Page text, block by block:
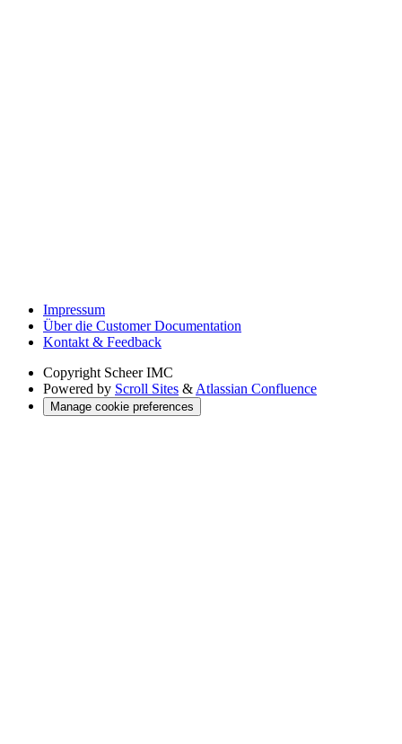
Impressum
Über die Customer Documentation
Kontakt & Feedback
Copyright Scheer IMC
Powered by Scroll Sites & Atlassian Confluence
Manage cookie preferences